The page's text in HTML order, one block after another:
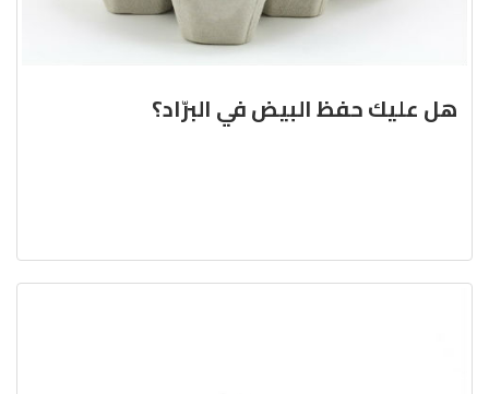
هل عليك حفظ البيض في البرّاد؟